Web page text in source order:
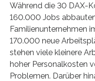
Während die 30 DAX-
160.000 Jobs
Familienunternehmen
170.000 neue
stehen viele kleinere
hoher Personalkosten
Problemen. Darüber